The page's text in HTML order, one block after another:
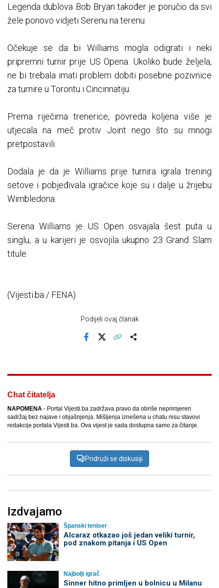
Legenda dublova Bob Bryan također je poručio da svi
žele ponovo vidjeti Serenu na terenu.
Očekuje se da bi Williams mogla odigrati i neki
pripremni turnir prije US Opena. Ukoliko bude željela,
ne bi trebala imati problem dobiti posebne pozivnice
za turnire u Torontu i Cincinnatiju.
Prema riječima trenerice, povreda koljena više je
utjecala na meč protiv Joint nego što su mnogi
pretpostavili.
Dodala je da je Williams prije turnira igrala trening
setove i pobjeđivala igračice koje su i dalje u žrijebu
Wimbledona.
Serena Williams je US Open osvajala šest puta u
singlu, a u karijeri je osvojila ukupno 23 Grand Slam
titule.
(Vijesti.ba / FENA)
Podijeli ovaj članak
Chat čitatelja
NAPOMENA - Portal Vijesti.ba zadržava pravo da obriše neprimjeren
sadržaj bez najave i objašnjenja. Mišljenja iznešena u chatu nisu stavovi
redakcije portala Vijesti.ba. Ova vijest je sada dostupna samo za čitanje.
Pridruži se diskusiji
Izdvajamo
Španski teniser
Alcaraz otkazao još jedan veliki turnir,
pod znakom pitanja i US Open
Najbolji igrač
Sinner hitno primljen u bolnicu u Milanu